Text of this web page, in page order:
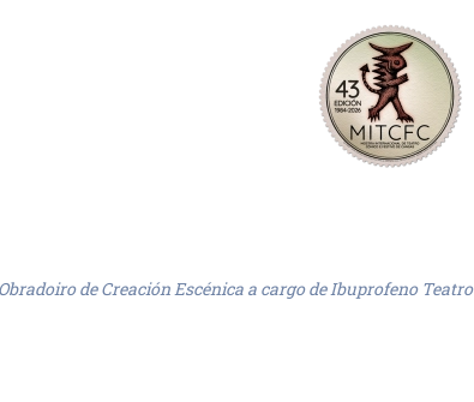
Obradoiro de Creación Escénica a cargo de Ibuprofeno Teatro